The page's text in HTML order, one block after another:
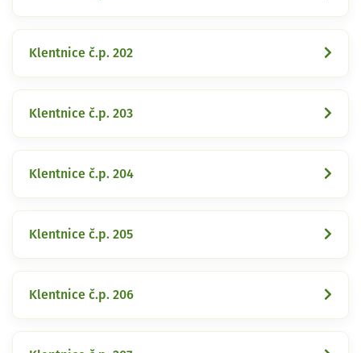
Klentnice č.p. 202
Klentnice č.p. 203
Klentnice č.p. 204
Klentnice č.p. 205
Klentnice č.p. 206